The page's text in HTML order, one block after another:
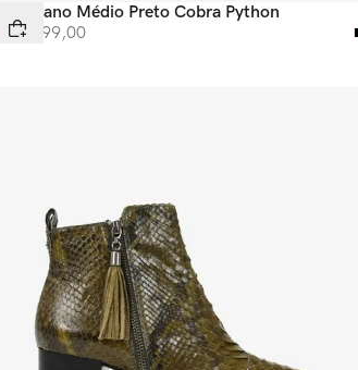
Bota Cano Médio Preto Cobra Python
R$ 3 699,00